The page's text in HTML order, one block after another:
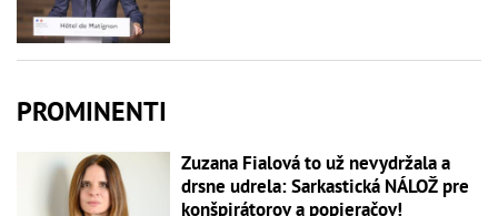
PROMINENTI
Zuzana Fialová to už nevydržala a
drsne udrela: Sarkastická NÁLOŽ pre
konšpirátorov a popieračov!